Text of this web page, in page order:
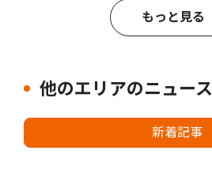
もっと見る
他のエリアのニュース
新着記事